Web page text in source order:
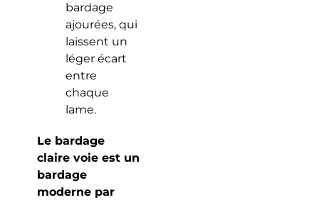
bardage
ajourées, qui
laissent un
léger écart
entre
chaque
lame.
Le bardage
claire voie est un
bardage
moderne par